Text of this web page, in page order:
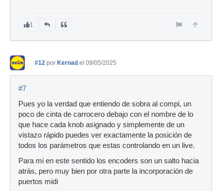
1
#12 por Kernad el 09/05/2025
#7
Pues yo la verdad que entiendo de sobra al compi, un
poco de cinta de carrocero debajo con el nombre de lo
que hace cada knob asignado y simplemente de un
vistazo rápido puedes ver exactamente la posición de
todos los parámetros que estas controlando en un live.
Para mi en este sentido los encoders son un salto hacia
atrás, pero muy bien por otra parte la incorporación de
puertos midi